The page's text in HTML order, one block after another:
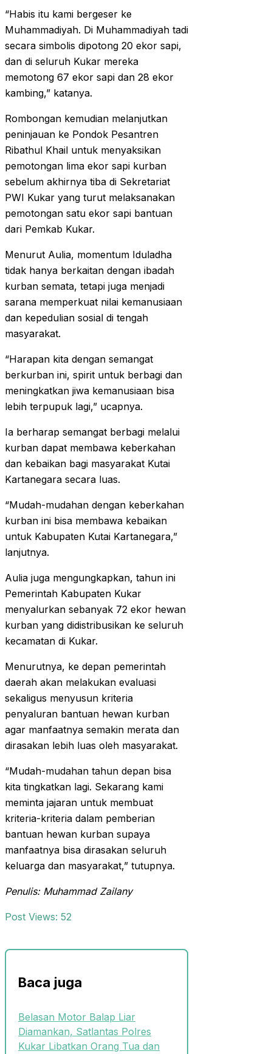
“Habis itu kami bergeser ke
Muhammadiyah. Di Muhammadiyah tadi
secara simbolis dipotong 20 ekor sapi,
dan di seluruh Kukar mereka
memotong 67 ekor sapi dan 28 ekor
kambing,” katanya.
Rombongan kemudian melanjutkan
peninjauan ke Pondok Pesantren
Ribathul Khail untuk menyaksikan
pemotongan lima ekor sapi kurban
sebelum akhirnya tiba di Sekretariat
PWI Kukar yang turut melaksanakan
pemotongan satu ekor sapi bantuan
dari Pemkab Kukar.
Menurut Aulia, momentum Iduladha
tidak hanya berkaitan dengan ibadah
kurban semata, tetapi juga menjadi
sarana memperkuat nilai kemanusiaan
dan kepedulian sosial di tengah
masyarakat.
“Harapan kita dengan semangat
berkurban ini, spirit untuk berbagi dan
meningkatkan jiwa kemanusiaan bisa
lebih terpupuk lagi,” ucapnya.
Ia berharap semangat berbagi melalui
kurban dapat membawa keberkahan
dan kebaikan bagi masyarakat Kutai
Kartanegara secara luas.
“Mudah-mudahan dengan keberkahan
kurban ini bisa membawa kebaikan
untuk Kabupaten Kutai Kartanegara,”
lanjutnya.
Aulia juga mengungkapkan, tahun ini
Pemerintah Kabupaten Kukar
menyalurkan sebanyak 72 ekor hewan
kurban yang didistribusikan ke seluruh
kecamatan di Kukar.
Menurutnya, ke depan pemerintah
daerah akan melakukan evaluasi
sekaligus menyusun kriteria
penyaluran bantuan hewan kurban
agar manfaatnya semakin merata dan
dirasakan lebih luas oleh masyarakat.
“Mudah-mudahan tahun depan bisa
kita tingkatkan lagi. Sekarang kami
meminta jajaran untuk membuat
kriteria-kriteria dalam pemberian
bantuan hewan kurban supaya
manfaatnya bisa dirasakan seluruh
keluarga dan masyarakat,” tutupnya.
Penulis: Muhammad Zailany
Post Views: 52
Baca juga
Belasan Motor Balap Liar
Diamankan, Satlantas Polres
Kukar Libatkan Orang Tua dan